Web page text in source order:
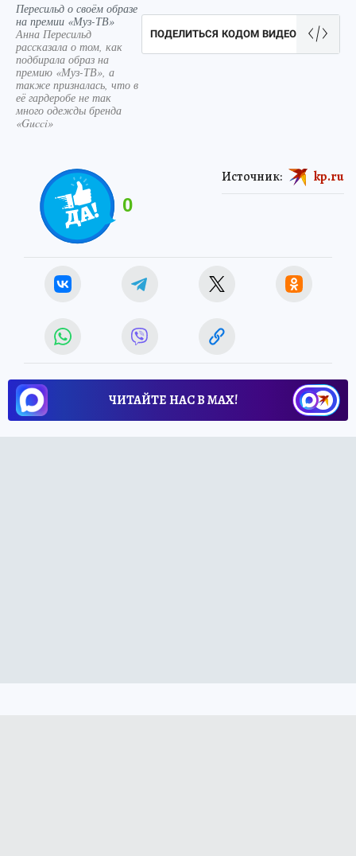
Пересильд о своём образе
на премии «Муз-ТВ»
Анна Пересильд
рассказала о том, как
подбирала образ на
премию «Муз-ТВ», а
также призналась, что в
её гардеробе не так
много одежды бренда
«Gucci»
ПОДЕЛИТЬСЯ КОДОМ ВИДЕО
0
Источник: kp.ru
ЧИТАЙТЕ НАС В МАХ!